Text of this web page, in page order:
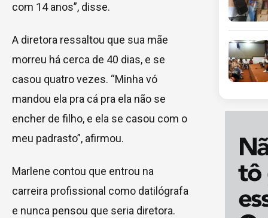
com 14 anos”, disse.
A diretora ressaltou que sua mãe
morreu há cerca de 40 dias, e se
casou quatro vezes. “Minha vó
mandou ela pra cá pra ela não se
encher de filho, e ela se casou com o
meu padrasto”, afirmou.
Marlene contou que entrou na
carreira profissional como datilógrafa
e nunca pensou que seria diretora.